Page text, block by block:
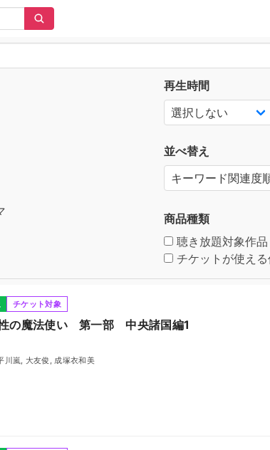
再生時間
並べ替え
商品種類
聴き放題対象作品
チケットが使える
チケット対象
の魔法使い 第一部 中央諸国編1
川嵐, 大友俊, 成塚衣和美